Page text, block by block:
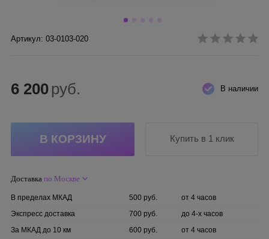
Артикул: 03-0103-020
В наличии
6 200 руб.
Купить в 1 клик
Доставка по Москве
В пределах МКАД 500 руб.
от 4 часов
Экспресс доставка
700 руб.
до 4-х часов
За МКАД до 10 км
600 руб.
от 4 часов